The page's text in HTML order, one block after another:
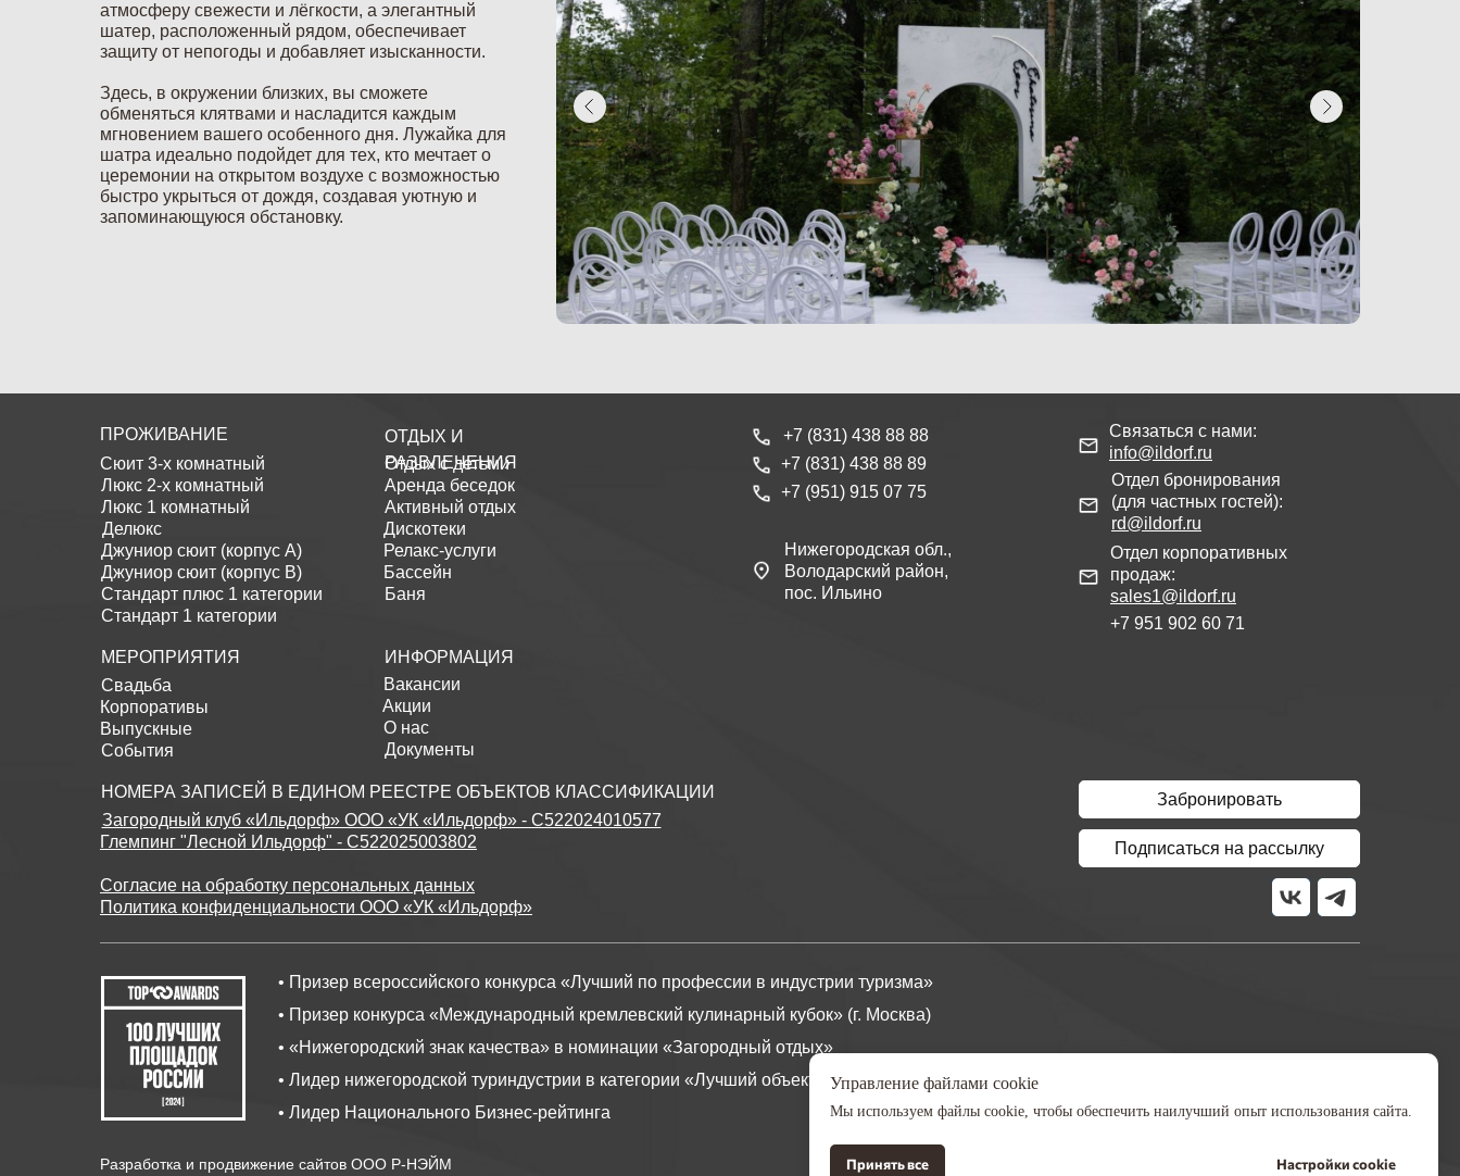
атмосферу свежести и лёгкости, а элегантный
шатер, расположенный рядом, обеспечивает
защиту от непогоды и добавляет изысканности.
Здесь, в окружении близких, вы сможете
обменяться клятвами и насладится каждым
мгновением вашего особенного дня. Лужайка для
шатра идеально подойдет для тех, кто мечтает о
церемонии на открытом воздухе с возможностью
быстро укрыться от дождя, создавая уютную и
запоминающуюся обстановку.
ПРОЖИВАНИЕ
Люкс 2-х комнатный
Люкс 1 комнатный
Делюкс
Джуниор сюит (корпус А)
Джуниор сюит (корпус В)
Стандарт плюс 1 категории
Стандарт 1 категории
Сюит 3-х комнатный
НОМЕРА ЗАПИСЕЙ В ЕДИНОМ РЕЕСТРЕ ОБЪЕКТОВ КЛАССИФИКАЦИИ
Политика конфиденциальности ООО «УК «Ильдорф»
Согласие на обработку персональных данных
Глемпинг "Лесной Ильдорф" - С522025003802
Загородный клуб «Ильдорф» ООО «УК «Ильдорф» - С522024010577
МЕРОПРИЯТИЯ
Корпоративы
Выпускные
События
Свадьба
ОТДЫХ И
РАЗВЛЕЧЕНИЯ
Аренда беседок
Активный отдых
Дискотеки
Релакс-услуги
Бассейн
Баня
Отдых с детьми
ИНФОРМАЦИЯ
Акции
О нас
Вакансии
Документы
• Призер всероссийского конкурса «Лучший по профессии в индустрии туризма»
• Призер конкурса «Международный кремлевский кулинарный кубок» (г. Москва)
• «Нижегородский знак качества» в номинации «Загородный отдых»
• Лидер нижегородской туриндустрии в категории «Лучший объект размещения»
• Лидер Национального Бизнес-рейтинга
+7 (831) 438 88 88
+7 (831) 438 88 89
+7 (951) 915 07 75
Связаться с нами:
info@ildorf.ru
Отдел бронирования
(для частных гостей):
rd@ildorf.ru
Забронировать
Подписаться на рассылку
Отдел корпоративных
продаж:
sales1@ildorf.ru
Нижегородская обл.,
Володарский район,
пос. Ильино
Разработка и продвижение сайтов ООО Р-НЭЙМ
+7 951 902 60 71
Управление файлами cookie
Мы используем файлы cookie, чтобы обеспечить наилучший опыт использования сайта.
Принять все Настройки cookie